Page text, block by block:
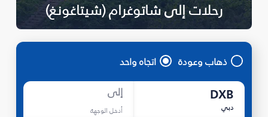
رحلات إلى شاتوغرام (شيتاغونغ)
ذهاب وعودة اتجاه واحد
DXB
دبي
إلى
أدخل الوجهة